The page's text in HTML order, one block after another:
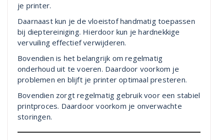
je printer.
Daarnaast kun je de vloeistof handmatig toepassen
bij dieptereiniging. Hierdoor kun je hardnekkige
vervuiling effectief verwijderen.
Bovendien is het belangrijk om regelmatig
onderhoud uit te voeren. Daardoor voorkom je
problemen en blijft je printer optimaal presteren.
Bovendien zorgt regelmatig gebruik voor een stabiel
printproces. Daardoor voorkom je onverwachte
storingen.